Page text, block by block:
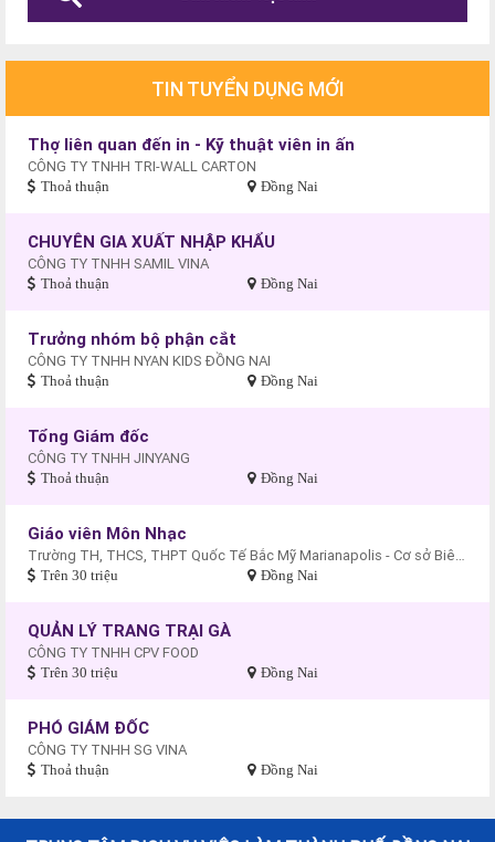
TIN TUYỂN DỤNG MỚI
Thợ liên quan đến in - Kỹ thuật viên in ấn
CÔNG TY TNHH TRI-WALL CARTON
Thoả thuận Đồng Nai
CHUYÊN GIA XUẤT NHẬP KHẨU
CÔNG TY TNHH SAMIL VINA
Thoả thuận Đồng Nai
Trưởng nhóm bộ phận cắt
CÔNG TY TNHH NYAN KIDS ĐỒNG NAI
Thoả thuận Đồng Nai
Tổng Giám đốc
CÔNG TY TNHH JINYANG
Thoả thuận Đồng Nai
Giáo viên Môn Nhạc
Trường TH, THCS, THPT Quốc Tế Bắc Mỹ Marianapolis - Cơ sở Biên Hòa
Trên 30 triệu Đồng Nai
QUẢN LÝ TRANG TRẠI GÀ
CÔNG TY TNHH CPV FOOD
Trên 30 triệu Đồng Nai
PHÓ GIÁM ĐỐC
CÔNG TY TNHH SG VINA
Thoả thuận Đồng Nai